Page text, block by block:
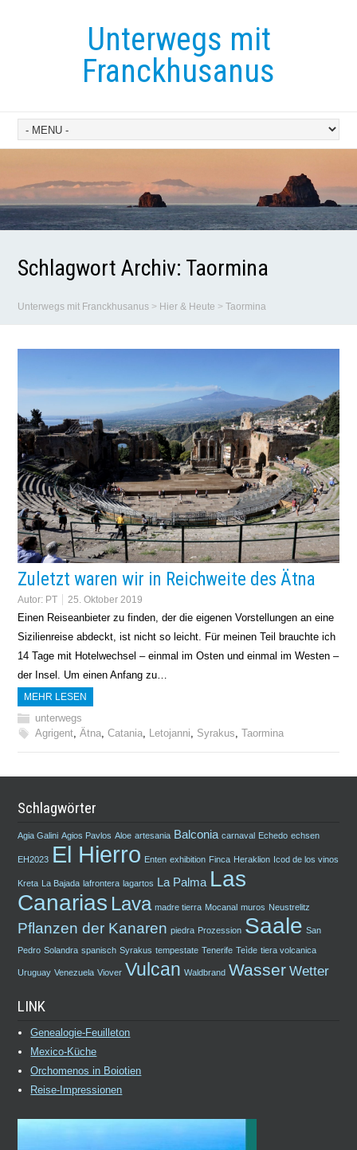
Unterwegs mit
Franckhusanus
Schlagwort Archiv: Taormina
Unterwegs mit Franckhusanus > Hier & Heute >Taormina
Zuletzt waren wir in Reichweite des Ätna
Autor: PT 25. Oktober 2019
Einen Reiseanbieter zu finden, der die eigenen Vorstellungen an eine
Sizilienreise abdeckt, ist nicht so leicht. Für meinen Teil brauchte ich
14 Tage mit Hotelwechsel – einmal im Osten und einmal im Westen –
der Insel. Um einen Anfang zu…
MEHR LESEN
unterwegs
Agrigent ,Ätna ,Catania Letojanni Syrakus ,Taormina
Schlagwörter
Agia Galini Agios Pavlos Aloe artesania Balconia carnaval Echedo echsen
EH2023 El Hierro Enten exhibition Finca Heraklion Icod de los vinos
Kreta La Bajada lafrontera lagartos La Palma Las
Canarias Lava madre tierra Mocanal muros Neustrelitz
Pflanzen der Kanaren piedra Prozession Saale San
Pedro Solandra spanisch Syrakus tempestate Tenerife Teìde tiera volcanica
Uruguay Venezuela Viover Vulcan Waldbrand Wasser Wetter
LINK
Genealogie-Feuilleton
Mexico-Küche
Orchomenos in Boiotien
Reise-Impressionen